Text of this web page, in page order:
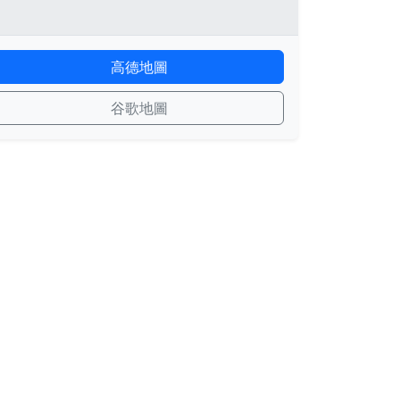
高德地圖
谷歌地圖